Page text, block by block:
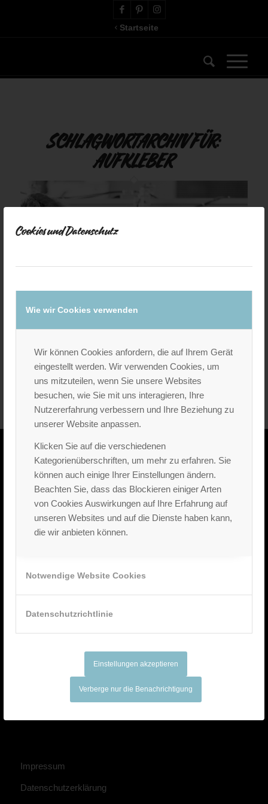
Cookies und Datenschutz
Wie wir Cookies verwenden
Wir können Cookies anfordern, die auf Ihrem Gerät
eingestellt werden. Wir verwenden Cookies, um
uns mitzuteilen, wenn Sie unsere Websites
besuchen, wie Sie mit uns interagieren, Ihre
Nutzererfahrung verbessern und Ihre Beziehung zu
unserer Website anpassen.
Klicken Sie auf die verschiedenen
Kategorienüberschriften, um mehr zu erfahren. Sie
können auch einige Ihrer Einstellungen ändern.
Beachten Sie, dass das Blockieren einiger Arten
von Cookies Auswirkungen auf Ihre Erfahrung auf
unseren Websites und auf die Dienste haben kann,
die wir anbieten können.
Notwendige Website Cookies
Datenschutzrichtlinie
Einstellungen akzeptieren
Verberge nur die Benachrichtigung
Startseite
SCHLAGWORTARCHIV FÜR:
AUFKLEBER
Siebdruck
Kontakt
Tel.: 04488 2975
E-Mail: moin@heiler-siebdruck.de
Impressum
Datenschutzerklärung